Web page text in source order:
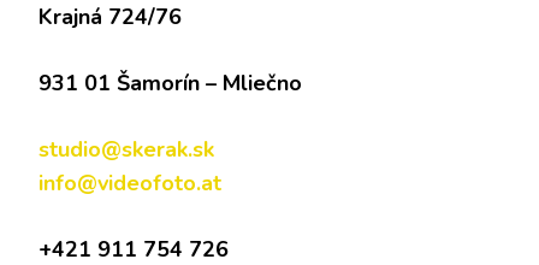
Krajná 724/76
931 01 Šamorín – Mliečno
studio@skerak.sk
info@videofoto.at
+421 911 754 726